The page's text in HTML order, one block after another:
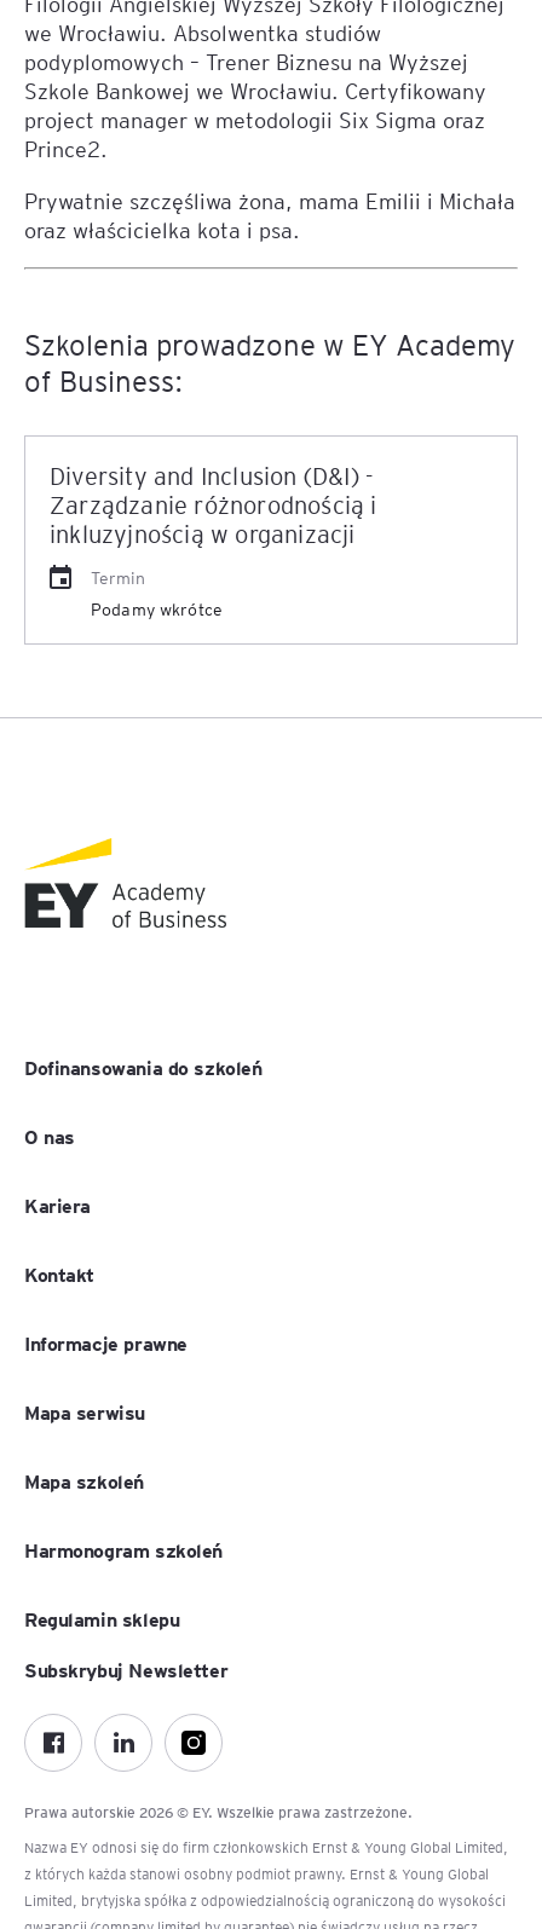
we Wrocławiu. Absolwentka studiów
podyplomowych – Trener Biznesu na Wyższej
Szkole Bankowej we Wrocławiu. Certyfikowany
project manager w metodologii Six Sigma oraz
Prince2.
Prywatnie szczęśliwa żona, mama Emilii i Michała
oraz właścicielka kota i psa.
Szkolenia prowadzone w EY Academy
of Business:
Diversity and Inclusion (D&I) -
Zarządzanie różnorodnością i
inkluzyjnością w organizacji
Termin
Podamy wkrótce
Dofinansowania do szkoleń
O nas
Kariera
Kontakt
Informacje prawne
Mapa serwisu
Mapa szkoleń
Harmonogram szkoleń
Regulamin sklepu
Prawa autorskie 2026 © EY. Wszelkie prawa zastrzeżone.
Nazwa EY odnosi się do firm członkowskich Ernst & Young Global Limited,
z których każda stanowi osobny podmiot prawny. Ernst & Young Global
Limited, brytyjska spółka z odpowiedzialnością ograniczoną do wysokości
Subskrybuj Newsletter